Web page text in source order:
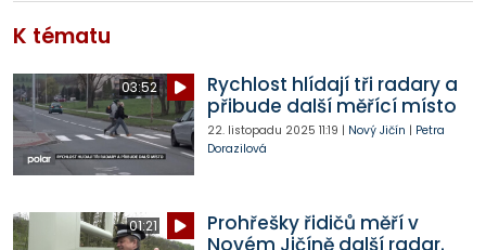
K tématu
03:52
Rychlost hlídají tři radary a
přibude další měřící místo
22. listopadu 2025 11:19 | Nový Jičín | Petra
Dorazilová
01:21
Prohřešky řidičů měří v